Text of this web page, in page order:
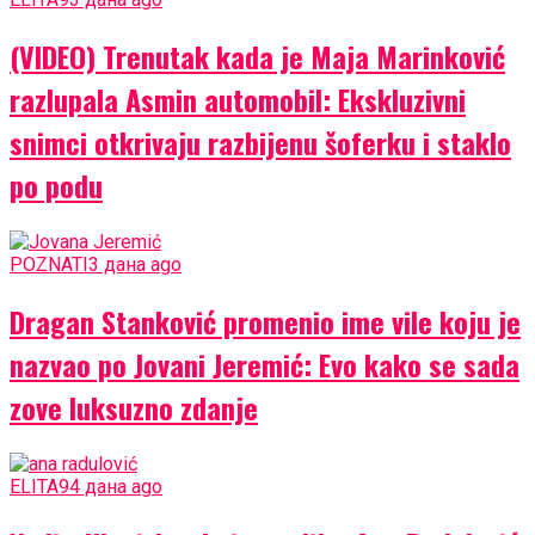
(VIDEO) Trenutak kada je Maja Marinković
razlupala Asmin automobil: Ekskluzivni
snimci otkrivaju razbijenu šoferku i staklo
po podu
POZNATI3 дана ago
Dragan Stanković promenio ime vile koju je
nazvao po Jovani Jeremić: Evo kako se sada
zove luksuzno zdanje
ELITA94 дана ago